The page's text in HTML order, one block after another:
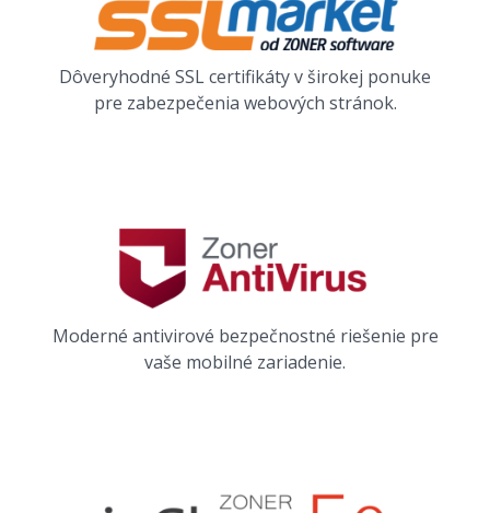
Dôveryhodné SSL certifikáty v širokej ponuke
pre zabezpečenia webových stránok.
Moderné antivirové bezpečnostné riešenie pre
vaše mobilné zariadenie.